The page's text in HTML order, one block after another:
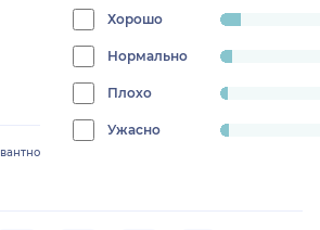
Хорошо
Нормально
Плохо
Ужасно